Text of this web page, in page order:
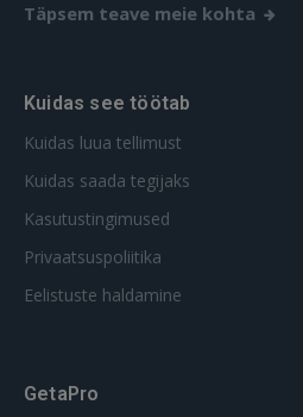
Täpsem teave meie kohta
Kuidas see töötab
Kuidas luua tellimust
Kuidas saada tegijaks
Kasutustingimused
Privaatsuspoliitika
Eelistuste haldamine
GetaPro